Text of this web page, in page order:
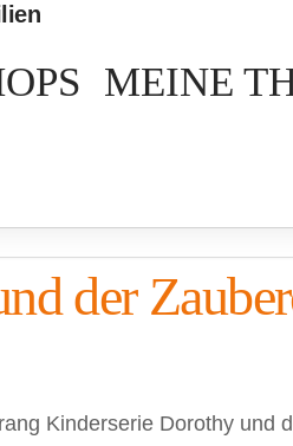
MEINE
der
Kinderserie Dorothy und